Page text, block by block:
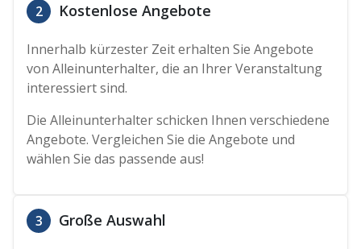
2 Kostenlose Angebote
Innerhalb kürzester Zeit erhalten Sie Angebote
von Alleinunterhalter, die an Ihrer Veranstaltung
interessiert sind.
Die Alleinunterhalter schicken Ihnen verschiedene
Angebote. Vergleichen Sie die Angebote und
wählen Sie das passende aus!
3 Große Auswahl